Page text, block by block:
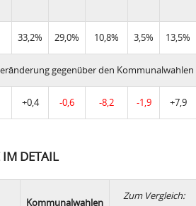
33,2% 29,0% 10,8% 3,5% 13,5%
gegenüber den Kommunalwahlen
+0,4 -0,6 -8,2 -1,9 +7,9
IM DETAIL
Kommunalwahlen
Zum Vergleich: